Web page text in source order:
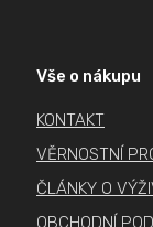
Vše o nákupu
KONTAKT
VĚRNOSTNÍ
ČLÁNKY O
OBCHODNÍ